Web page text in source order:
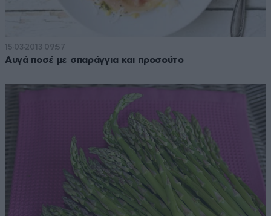
15·03·2013 09:57
Αυγά ποσέ με σπαράγγια και προσούτο